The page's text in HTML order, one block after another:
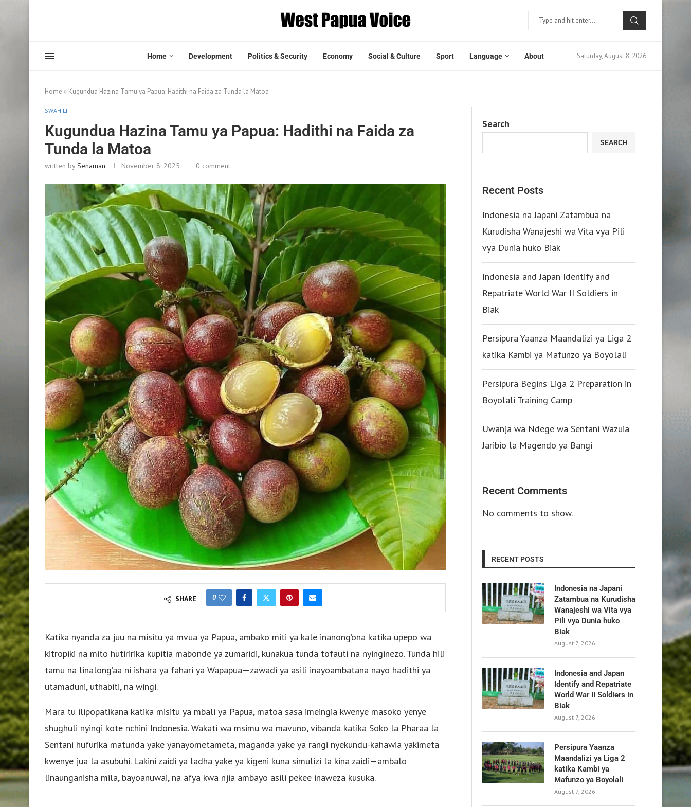
Home Development Politics & Security Economy Social & Culture Sport Language About Saturday, August 8, 2026
Home » Kugundua Hazina Tamu ya Papua: Hadithi na Faida za Tunda la Matoa
SWAHILI
Kugundua Hazina Tamu ya Papua: Hadithi na Faida za
Tunda la Matoa
written bySenaman November 8, 2025 0 comment
SHARE 0
Katika nyanda za juu na misitu ya mvua ya Papua, ambako miti ya kale inanong’ona katika upepo wa
kitropiki na mito hutiririka kupitia mabonde ya zumaridi, kunakua tunda tofauti na nyinginezo. Tunda hili
tamu na linalong’aa ni ishara ya fahari ya Wapapua—zawadi ya asili inayoambatana nayo hadithi ya
utamaduni, uthabiti, na wingi.
Mara tu ilipopatikana katika misitu ya mbali ya Papua, matoa sasa imeingia kwenye masoko yenye
shughuli nyingi kote nchini Indonesia. Wakati wa msimu wa mavuno, vibanda katika Soko la Pharaa la
Sentani hufurika matunda yake yanayometameta, maganda yake ya rangi nyekundu-kahawia yakimeta
kwenye jua la asubuhi. Lakini zaidi ya ladha yake ya kigeni kuna simulizi la kina zaidi—ambalo
linaunganisha mila, bayoanuwai, na afya kwa njia ambayo asili pekee inaweza kusuka.
Search
SEARCH
Recent Posts
Indonesia na Japani Zatambua na
Kurudisha Wanajeshi wa Vita vya Pili
vya Dunia huko Biak
Indonesia and Japan Identify and
Repatriate World War II Soldiers in
Biak
Persipura Yaanza Maandalizi ya Liga 2
katika Kambi ya Mafunzo ya Boyolali
Persipura Begins Liga 2 Preparation in
Boyolali Training Camp
Uwanja wa Ndege wa Sentani Wazuia
Jaribio la Magendo ya Bangi
Recent Comments
No comments to show.
RECENT POSTS
Indonesia na Japani
Zatambua na Kurudisha
Wanajeshi wa Vita vya
Pili vya Dunia huko
Biak
August 7, 2026
Indonesia and Japan
Identify and Repatriate
World War II Soldiers in
Biak
August 7, 2026
Persipura Yaanza
Maandalizi ya Liga 2
katika Kambi ya
Mafunzo ya Boyolali
August 7, 2026